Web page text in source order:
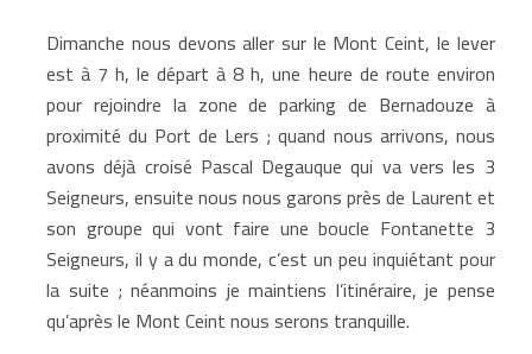
Dimanche nous devons aller sur le Mont Ceint, le lever
est à 7 h, le départ à 8 h, une heure de route environ
pour rejoindre la zone de parking de Bernadouze à
proximité du Port de Lers ; quand nous arrivons, nous
avons déjà croisé Pascal Degauque qui va vers les 3
Seigneurs, ensuite nous nous garons près de Laurent et
son groupe qui vont faire une boucle Fontanette 3
Seigneurs, il y a du monde, c’est un peu inquiétant pour
la suite ; néanmoins je maintiens l’itinéraire, je pense
qu’après le Mont Ceint nous serons tranquille.